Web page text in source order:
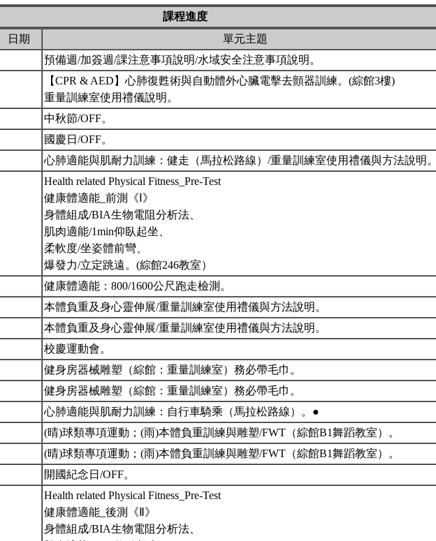
課程進度
日期
單元主題
預備週/加簽週/課注意事項說明/水域安全注意事項說明。
【CPR & AED】心肺復甦術與自動體外心臟電擊去顫器訓練。(綜館3樓)
重量訓練室使用禮儀說明。
中秋節/OFF。
國慶日/OFF。
心肺適能與肌耐力訓練：健走（馬拉松路線）/重量訓練室使用禮儀與方法說明。
Health related Physical Fitness_Pre-Test
健康體適能_前測《Ⅰ》
身體組成/BIA生物電阻分析法、
肌肉適能/1min仰臥起坐、
柔軟度/坐姿體前彎、
爆發力/立定跳遠。(綜館246教室）
健康體適能：800/1600公尺跑走檢測。
本體負重及身心靈伸展/重量訓練室使用禮儀與方法說明。
本體負重及身心靈伸展/重量訓練室使用禮儀與方法說明。
校慶運動會。
健身房器械雕塑（綜館：重量訓練室）務必帶毛巾。
健身房器械雕塑（綜館：重量訓練室）務必帶毛巾。
心肺適能與肌耐力訓練：自行車騎乘（馬拉松路線）。●
(晴)球類專項運動；(雨)本體負重訓練與雕塑/FWT（綜館B1舞蹈教室）。
(晴)球類專項運動；(雨)本體負重訓練與雕塑/FWT（綜館B1舞蹈教室）。
開國紀念日/OFF。
Health related Physical Fitness_Pre-Test
健康體適能_後測《Ⅱ》
身體組成/BIA生物電阻分析法、